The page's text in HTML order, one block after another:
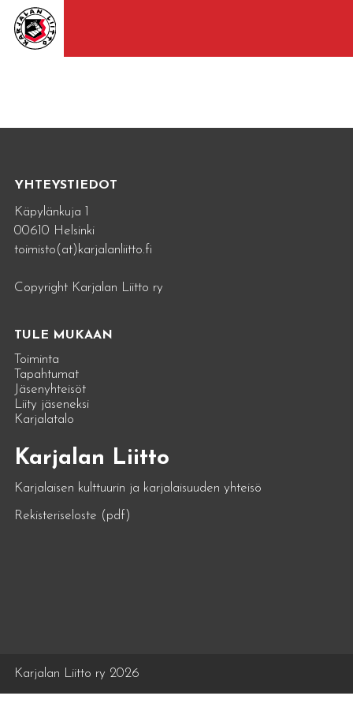
YHTEYSTIEDOT
Käpylänkuja 1
00610 Helsinki
toimisto(at)karjalanliitto.fi
Copyright Karjalan Liitto ry
TULE MUKAAN
Toiminta
Tapahtumat
Jäsenyhteisöt
Liity jäseneksi
Karjalatalo
Karjalan Liitto
Karjalaisen kulttuurin ja karjalaisuuden yhteisö
Rekisteriseloste (pdf)
Karjalan Liitto ry 2026